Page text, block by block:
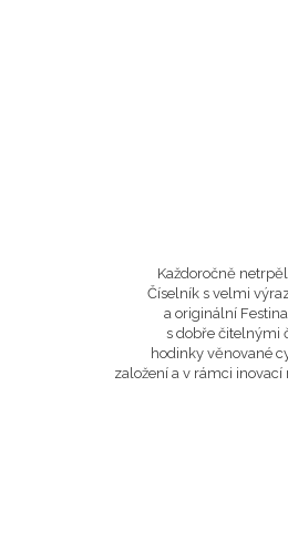
Každoročně
Číselník s velmi
a originální
s dobře čitelnými
hodinky věnované
založení a v rámci inovací